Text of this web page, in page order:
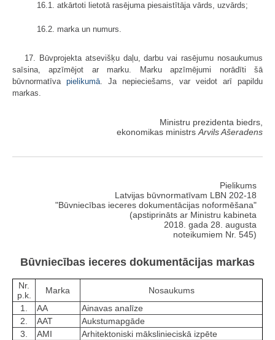
16.1. atkārtoti lietotā rasējuma piesaistītāja vārds, uzvārds;
16.2. marka un numurs.
17. Būvprojekta atsevišķu daļu, darbu vai rasējumu nosaukumus
saīsina, apzīmējot ar marku. Marku apzīmējumi norādīti šā
būvnormatīva pielikumā. Ja nepieciešams, var veidot arī papildu
markas.
Ministru prezidenta biedrs,
ekonomikas ministrsArvils Ašeradens
Pielikums
Latvijas būvnormatīvam LBN 202-18
"Būvniecības ieceres dokumentācijas noformēšana"
(apstiprināts ar Ministru kabineta
2018. gada 28. augusta
noteikumiem Nr. 545)
Būvniecības ieceres dokumentācijas markas
Nr.
p.k.
Marka
Nosaukums
1.
AA
Ainavas analīze
2.
AAT
Aukstumapgāde
3.
AMI
Arhitektoniski mākslinieciskā izpēte